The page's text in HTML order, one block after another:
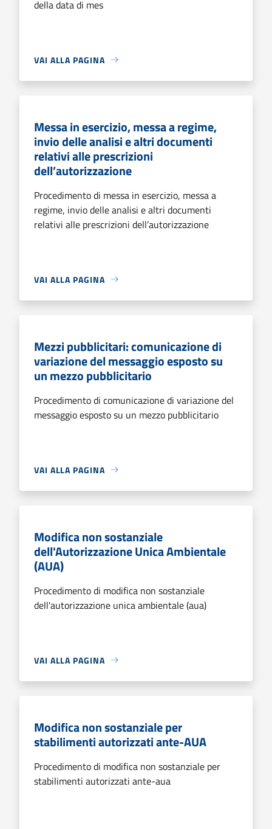
della data di mes
VAI ALLA PAGINA
Messa in esercizio, messa a regime,
invio delle analisi e altri documenti
relativi alle prescrizioni
dell’autorizzazione
Procedimento di messa in esercizio, messa a
regime, invio delle analisi e altri documenti
relativi alle prescrizioni dell’autorizzazione
VAI ALLA PAGINA
Mezzi pubblicitari: comunicazione di
variazione del messaggio esposto su
un mezzo pubblicitario
Procedimento di comunicazione di variazione del
messaggio esposto su un mezzo pubblicitario
VAI ALLA PAGINA
Modifica non sostanziale
dell'Autorizzazione Unica Ambientale
(AUA)
Procedimento di modifica non sostanziale
dell'autorizzazione unica ambientale (aua)
VAI ALLA PAGINA
Modifica non sostanziale per
stabilimenti autorizzati ante-AUA
Procedimento di modifica non sostanziale per
stabilimenti autorizzati ante-aua